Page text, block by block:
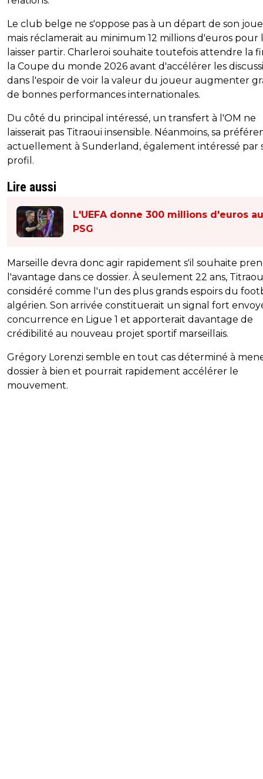
Le club belge ne s'oppose pas à un départ de son
mais réclamerait au minimum 12 millions d'euros pour
laisser partir. Charleroi souhaite toutefois attendre la
la Coupe du monde 2026 avant d'accélérer les
dans l'espoir de voir la valeur du joueur augmenter
de bonnes performances internationales.
Du côté du principal intéressé, un transfert à l'OM ne
laisserait pas Titraoui insensible. Néanmoins, sa
actuellement à Sunderland, également intéressé par
profil.
Lire aussi
L'UEFA donne 300 millions d'euros au
PSG
Marseille devra donc agir rapidement s'il souhaite
l'avantage dans ce dossier. À seulement 22 ans,
considéré comme l'un des plus grands espoirs du
algérien. Son arrivée constituerait un signal fort
concurrence en Ligue 1 et apporterait davantage de
crédibilité au nouveau projet sportif marseillais.
Grégory Lorenzi semble en tout cas déterminé à
dossier à bien et pourrait rapidement accélérer le
mouvement.